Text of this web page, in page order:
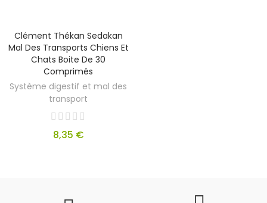
Clément Thékan Sedakan
Mal Des Transports Chiens Et
Chats Boite De 30
Comprimés
Système digestif et mal des
transport
8,35 €